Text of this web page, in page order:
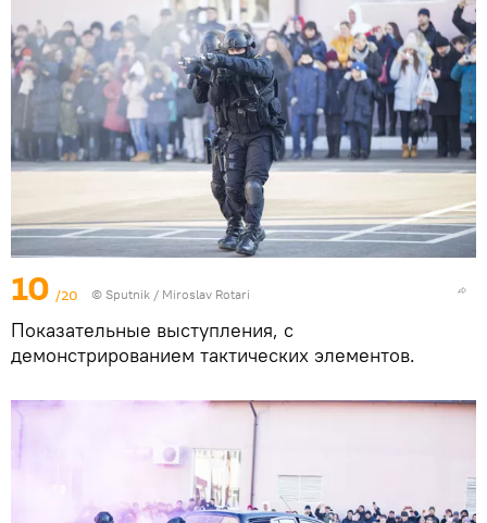
10 /20 © Sputnik / Miroslav Rotari
Показательные выступления, с
демонстрированием тактических элементов.